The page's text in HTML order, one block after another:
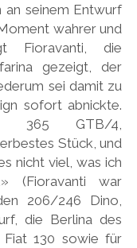
an seinem Entwurf
wahrer und
Fioravanti, die
gezeigt, der
sei damit zu
sofort abnickte.
365 GTB/4,
Stück, und
nicht viel, was ich
(Fioravanti war
206/246 Dino,
die Berlina des
Fiat 130 sowie für